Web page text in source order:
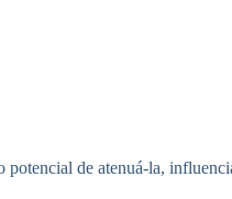
de atenuá-la,